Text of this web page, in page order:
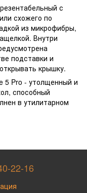
с
схожего по
из микрофибры,
Внутри
подставки и
крышку.
5 Pro - утолщенный и
способный
в утилитарном
22-16